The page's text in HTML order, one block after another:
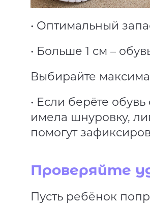
• Оптимальный
• Больше 1 см –
Выбирайте
• Если берёте
имела шнуровку,
помогут
Проверяйте
Пусть ребёнок